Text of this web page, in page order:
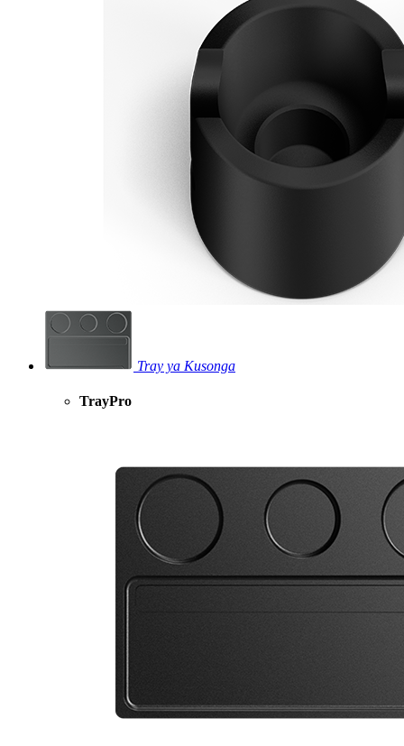
Tray ya Kusonga
TrayPro